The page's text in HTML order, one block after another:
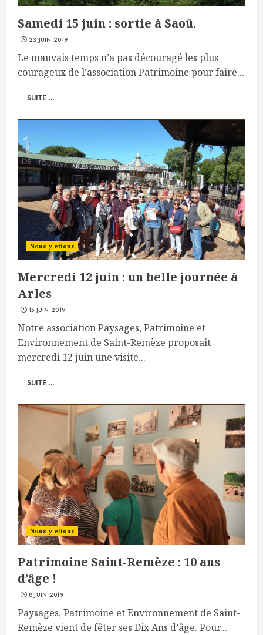
Samedi 15 juin : sortie à Saoû.
23 JUIN 2019
Le mauvais temps n’a pas découragé les plus
courageux de l’association Patrimoine pour faire...
SUITE ...
Nous y étions
Mercredi 12 juin : un belle journée à
Arles
15 JUIN 2019
Notre association Paysages, Patrimoine et
Environnement de Saint-Remèze proposait
mercredi 12 juin une visite...
SUITE ...
Nous y étions
Patrimoine Saint-Remèze : 10 ans
d’âge !
8 JUIN 2019
Paysages, Patrimoine et Environnement de Saint-
Remèze vient de fêter ses Dix Ans d’âge. Pour...